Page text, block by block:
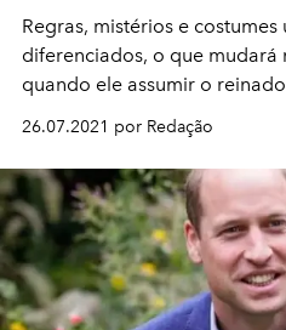
Regras, mistérios e
diferenciados, o que mudará
quando ele assumir o
26.07.2021 por Redação